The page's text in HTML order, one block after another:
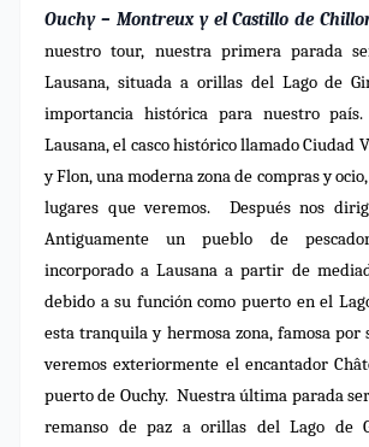
Ouchy – Montreux y el Castillo de
nuestro tour, nuestra primera parada
Lausana, situada a orillas del Lago de
importancia histórica para nuestro
Lausana, el casco histórico llamado Ciudad
y Flon, una moderna zona de compras y
lugares que veremos. Después nos
Antiguamente un pueblo de
incorporado a Lausana a partir de
debido a su función como puerto en el
esta tranquila y hermosa zona, famosa por
veremos exteriormente el encantador
puerto de Ouchy. Nuestra última parada
remanso de paz a orillas del Lago de